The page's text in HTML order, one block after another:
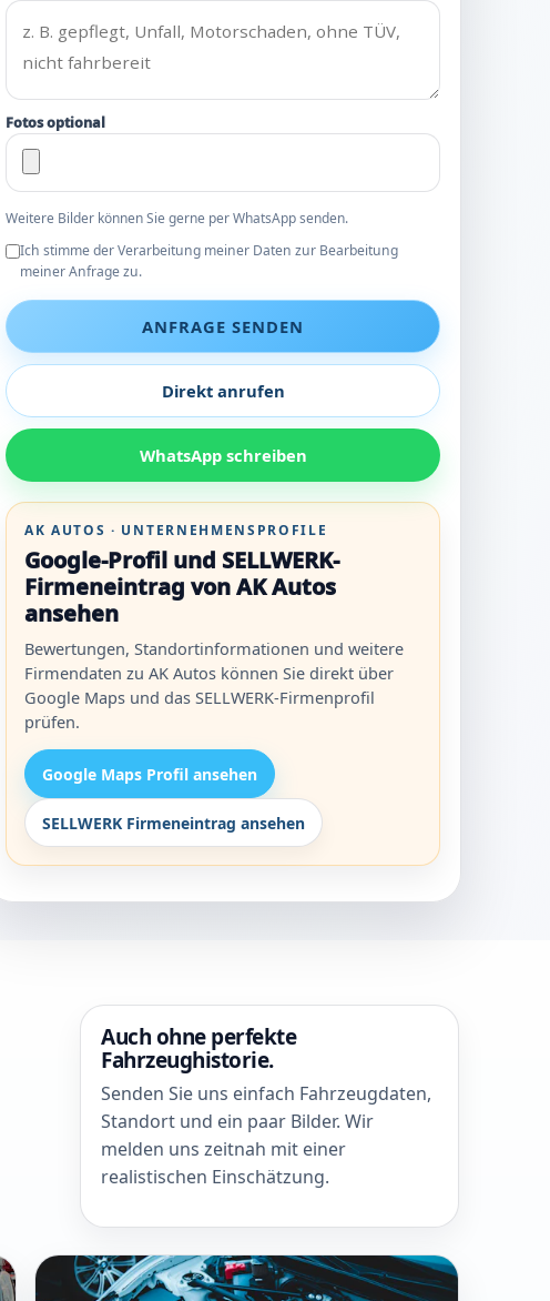
Fotos optional
Weitere Bilder können Sie gerne per WhatsApp senden.
Ich stimme der Verarbeitung meiner Daten zur Bearbeitung
meiner Anfrage zu.
ANFRAGE SENDEN
Direkt anrufen
WhatsApp schreiben
AK AUTOS · UNTERNEHMENSPROFILE
Google-Profil und SELLWERK-
Firmeneintrag von AK Autos
ansehen
Bewertungen, Standortinformationen und weitere
Firmendaten zu AK Autos können Sie direkt über
Google Maps und das SELLWERK-Firmenprofil
prüfen.
Google Maps Profil ansehen
SELLWERK Firmeneintrag ansehen
Auch ohne perfekte
Fahrzeughistorie.
Senden Sie uns einfach Fahrzeugdaten,
Standort und ein paar Bilder. Wir
melden uns zeitnah mit einer
realistischen Einschätzung.